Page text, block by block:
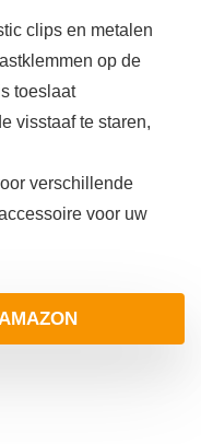
clips en metalen
op de
toeslaat
visstaaf te staren,
verschillende
voor uw